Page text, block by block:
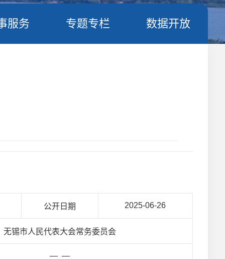
服务 专题专栏 数据开放
公开日期 2025-06-26
无锡市人民代表大会常务委员会
— —